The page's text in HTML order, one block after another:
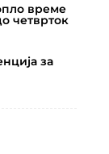
време
четврток
за